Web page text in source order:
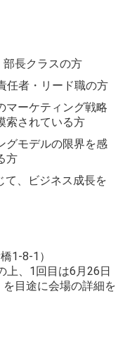
長クラスの方
任者・リード職の方
マーケティング戦略
索されている方
グモデルの限界を感
方
て、ビジネス成長を
1-8-1）
上、1回目は6月26日
を目途に会場の詳細を